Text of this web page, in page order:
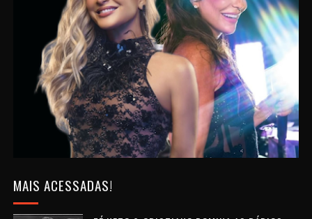
MAIS ACESSADAS!